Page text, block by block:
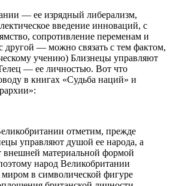
— ее изрядный либерализм,
введение инноваций, с
сопротивление переменам и
другой — можно связать с тем фактом,
учению) Близнецы управляют
— ее личностью. Вот что
в книгах «Судьба наций» и
отметим, прежде
управляют душой ее народа, а
внешней материальной формой
народ Великобритании
миром в символической фигуре